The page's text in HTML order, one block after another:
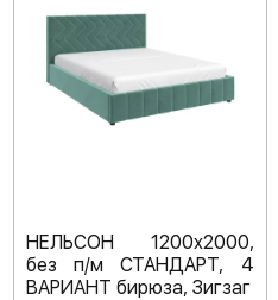
НЕЛЬСОН 1200х2000,
без п/м СТАНДАРТ, 4
ВАРИАНТ бирюза, Зигзаг